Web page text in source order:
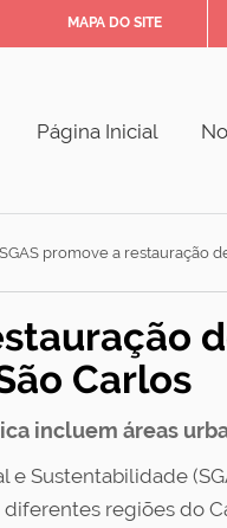
MAPA DO SITE
Página Inicial
SGAS promove a restauração
Carlos
incluem áreas
e Sustentabilidade
regiões do